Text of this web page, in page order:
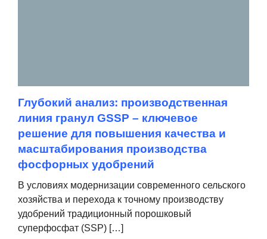
Глубокий анализ: производственная
линия гранул GSSP – ключевое
решение для повышения качества и
масштабирования производства
фосфорных удобрений
В условиях модернизации современного сельского
хозяйства и перехода к точному производству
удобрений традиционный порошковый
суперфосфат (SSP) […]